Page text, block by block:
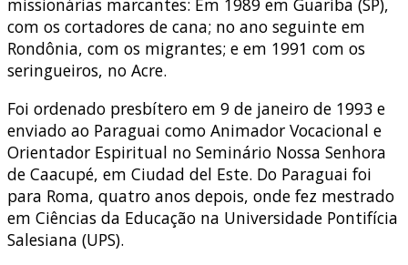
missionárias marcantes: Em 1989 em Guariba (SP),
com os cortadores de cana; no ano seguinte em
Rondônia, com os migrantes; e em 1991 com os
seringueiros, no Acre.
Foi ordenado presbítero em 9 de janeiro de 1993 e
enviado ao Paraguai como Animador Vocacional e
Orientador Espiritual no Seminário Nossa Senhora
de Caacupé, em Ciudad del Este. Do Paraguai foi
para Roma, quatro anos depois, onde fez mestrado
em Ciências da Educação na Universidade Pontifícia
Salesiana (UPS).